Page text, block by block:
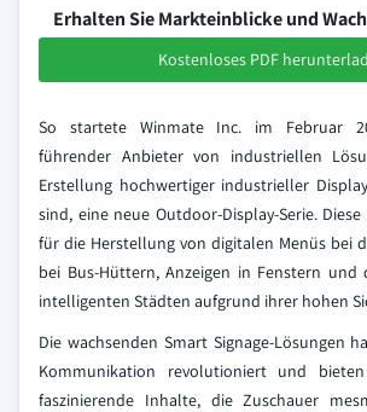
Erhalten Sie Markteinblicke und
Kostenloses PDF
So startete Winmate Inc. im Februar
führender Anbieter von industriellen
Erstellung hochwertiger industrieller
sind, eine neue Outdoor-Display-Serie.
für die Herstellung von digitalen Menüs bei
bei Bus-Hüttern, Anzeigen in Fenstern und
intelligenten Städten aufgrund ihrer hohen
Die wachsenden Smart Signage-Lösungen
Kommunikation revolutioniert und
faszinierende Inhalte, die Zuschauer